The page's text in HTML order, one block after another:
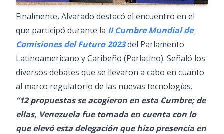
Finalmente, Alvarado destacó el encuentro en el
que participó durante la II Cumbre Mundial de
Comisiones del Futuro 2023del Parlamento
Latinoamericano y Caribeño (Parlatino). Señaló los
diversos debates que se llevaron a cabo en cuanto
al marco regulatorio de las nuevas tecnologías.
“12 propuestas se acogieron en esta Cumbre; de
ellas, Venezuela fue tomada en cuenta con lo
que elevó esta delegación que hizo presencia en